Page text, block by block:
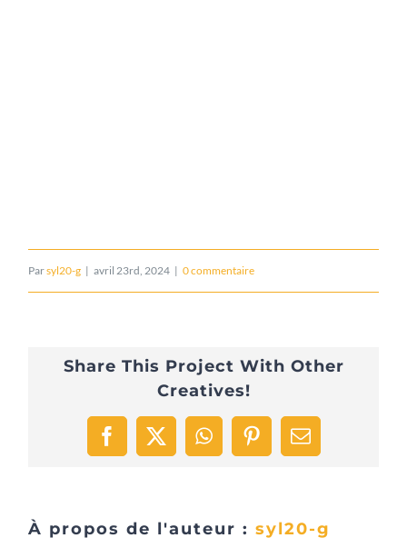
Parsyl20-g | avril 23rd, 2024 | 0 commentaire
Share This Project With Other
Creatives!
Facebook
X WhatsAppPinterestEmail
À propos de l'auteur :syl20-g